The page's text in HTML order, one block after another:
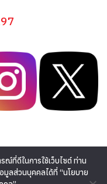
ณ์ที่ดีในการใช้เว็บไซต์ ท่าน
มูลส่วนบุคคลได้ที่ “นโยบาย